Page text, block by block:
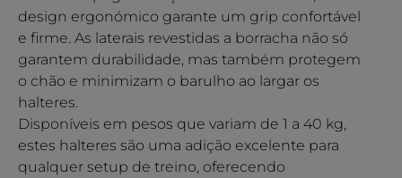
design ergonómico garante um grip confortável
e firme. As laterais revestidas a borracha não só
garantem durabilidade, mas também protegem
o chão e minimizam o barulho ao largar os
halteres.
Disponíveis em pesos que variam de 1 a 40 kg,
estes halteres são uma adição excelente para
qualquer setup de treino, oferecendo